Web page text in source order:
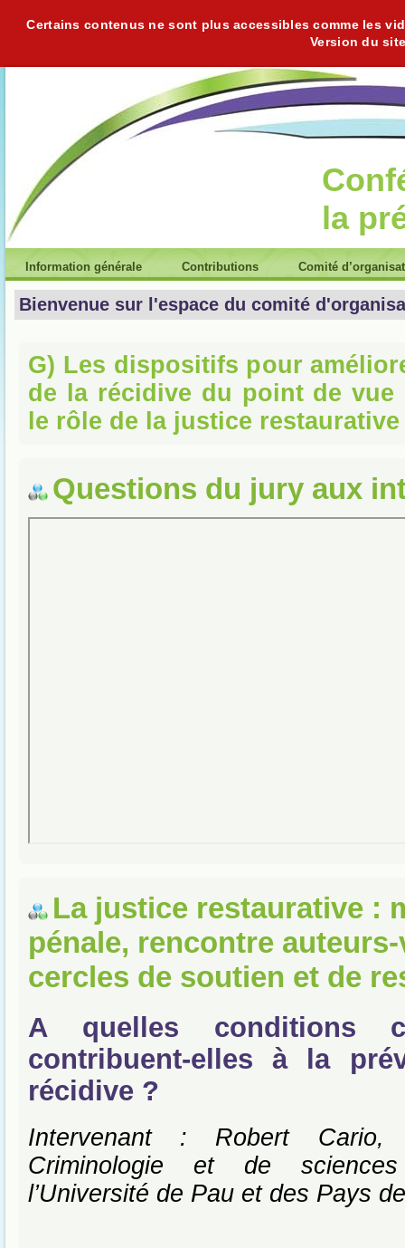
Certains contenus ne sont plus accessibles comme les
Version du
la
Information générale Contributions Comité
Bienvenue sur l'espace du comité
G) Les dispositifs pour
de la récidive du point de vue
le rôle de la justice restaurative
Questions du jury aux
La justice restaurative :
pénale, rencontre
cercles de soutien et de
A quelles conditions
contribuent-elles à la
récidive ?
Intervenant : Robert Cario,
Criminologie et de
l’Université de Pau et des Pays